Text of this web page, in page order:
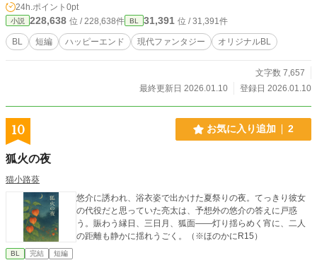
24h.ポイント 0pt
小説 228,638 位 / 228,638件 BL 31,391 位 / 31,391件
BL 短編 ハッピーエンド 現代ファンタジー オリジナルBL
文字数 7,657
最終更新日 2026.01.10
登録日 2026.01.10
10 お気に入り追加 2
狐火の夜
猫小路葵
悠介に誘われ、浴衣姿で出かけた夏祭りの夜。てっきり彼女
の代役だと思っていた亮太は、予想外の悠介の答えに戸惑
う。賑わう縁日、三日月、狐面――灯り揺らめく宵に、二人
の距離も静かに揺れうごく。（※ほのかにR15）
BL 完結 短編